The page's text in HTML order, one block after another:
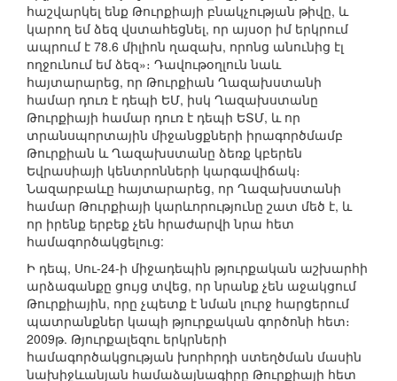
հաշվարկել ենք Թուրքիայի բնակչության թիվը, և
կարող եմ ձեզ վստահեցնել, որ այսօր իմ երկրում
ապրում է 78.6 միլիոն ղազախ, որոնց անունից էլ
ողջունում եմ ձեզ»։ Դավութօղլուն նաև
հայտարարեց, որ Թուրքիան Ղազախստանի
համար դուռ է դեպի ԵՄ, իսկ Ղազախստանը
Թուրքիայի համար դուռ է դեպի ԵՏՄ, և որ
տրանսպորտային միջանցքների իրագործմամբ
Թուրքիան և Ղազախստանը ձեռք կբերեն
Եվրասիայի կենտրոնների կարգավիճակ։
Նազարբաևը հայտարարեց, որ Ղազախստանի
համար Թուրքիայի կարևորությունը շատ մեծ է, և
որ իրենք երբեք չեն հրաժարվի նրա հետ
համագործակցելուց:
Ի դեպ, Սու-24-ի միջադեպին թյուրքական աշխարհի
արձագանքը ցույց տվեց, որ նրանք չեն աջակցում
Թուրքիային, որը չպետք է նման լուրջ հարցերում
պատրանքներ կապի թյուրքական գործոնի հետ։
2009թ. Թյուրքալեզու երկրների
համագործակցության խորհրդի ստեղծման մասին
նախիջևանյան համաձայնագիրը Թուրքիայի հետ